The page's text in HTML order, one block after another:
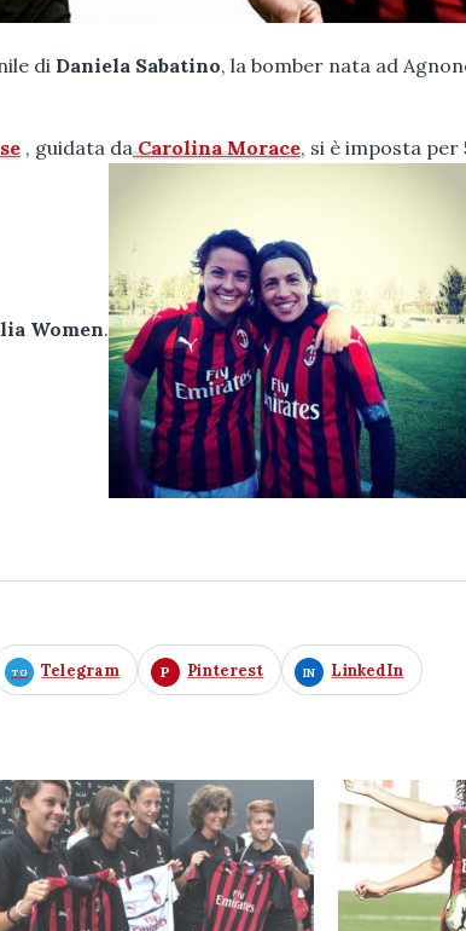
di Daniela Sabatino, la bomber nata ad
, guidata daCarolina Morace, si è imposta
Women.
Telegram Pinterest LinkedIn